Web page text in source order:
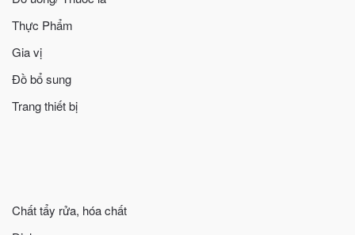
Thực Phẩm
Gia vị
Đồ bổ sung
Trang thiết bị
Chất tẩy rửa, hóa chất